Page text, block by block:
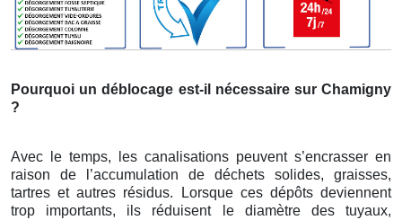
Pourquoi un déblocage est-il nécessaire sur Chamigny
?
Avec le temps, les canalisations peuvent s’encrasser en
raison de l’accumulation de déchets solides, graisses,
tartres et autres résidus. Lorsque ces dépôts deviennent
trop importants, ils réduisent le diamètre des tuyaux,